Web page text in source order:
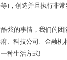
)，创造并且执行非
炫的事情，我们的
、科技公司、金融机
种生活方式!